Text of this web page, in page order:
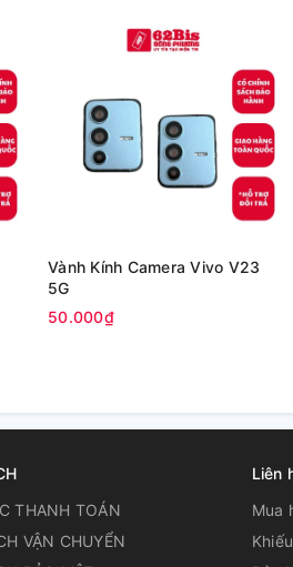
Vành Kính Camera Vivo V23
5G
50.000₫
THANH TOÁN
VẬN CHUYỂN
Liên
Mua